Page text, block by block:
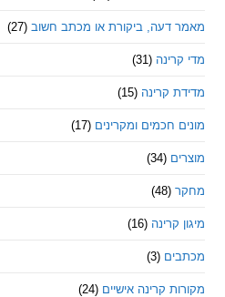
ביקורת או מכתב חשוב (27)
(31)
קרינה (15)
חכמים ומקרינים (17)
(16)
קרינה אישיים (24)